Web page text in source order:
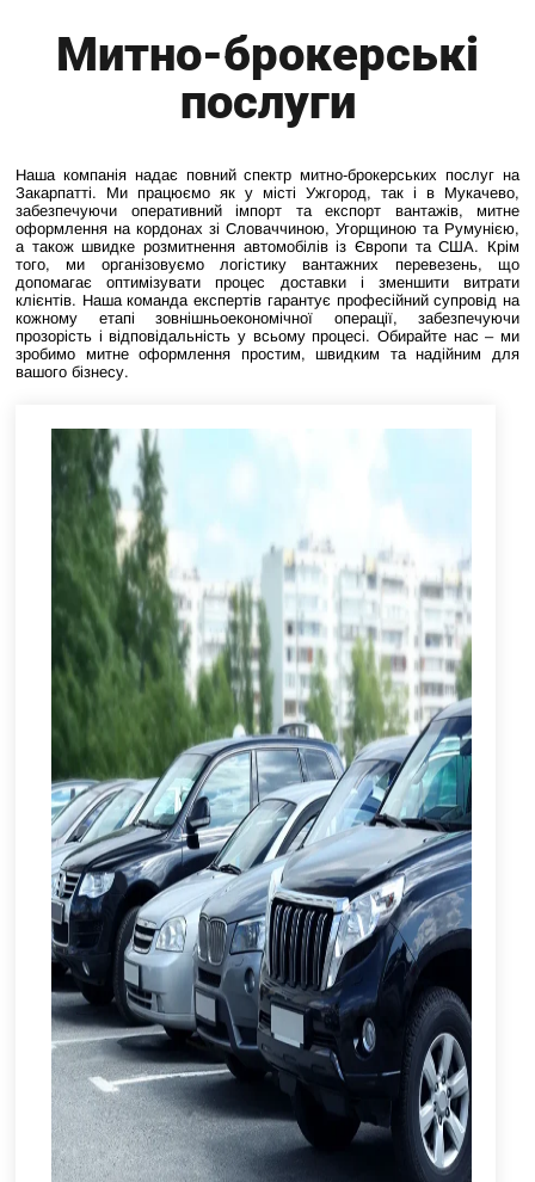
Митно-брокерські
послуги
Наша компанія надає повний спектр митно-брокерських послуг на
Закарпатті. Ми працюємо як у місті Ужгород, так і в Мукачево,
забезпечуючи оперативний імпорт та експорт вантажів, митне
оформлення на кордонах зі Словаччиною, Угорщиною та Румунією,
а також швидке розмитнення автомобілів із Європи та США. Крім
того, ми організовуємо логістику вантажних перевезень, що
допомагає оптимізувати процес доставки і зменшити витрати
клієнтів. Наша команда експертів гарантує професійний супровід на
кожному етапі зовнішньоекономічної операції, забезпечуючи
прозорість і відповідальність у всьому процесі. Обирайте нас – ми
зробимо митне оформлення простим, швидким та надійним для
вашого бізнесу.